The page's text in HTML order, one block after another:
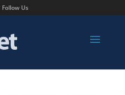
Follow Us